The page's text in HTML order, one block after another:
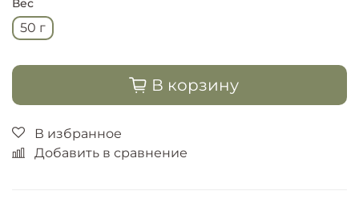
Вес
50 г
В корзину
В избранное
Добавить в сравнение